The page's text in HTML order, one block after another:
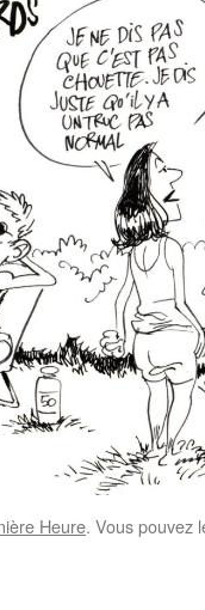
Heure. Vous pouvez